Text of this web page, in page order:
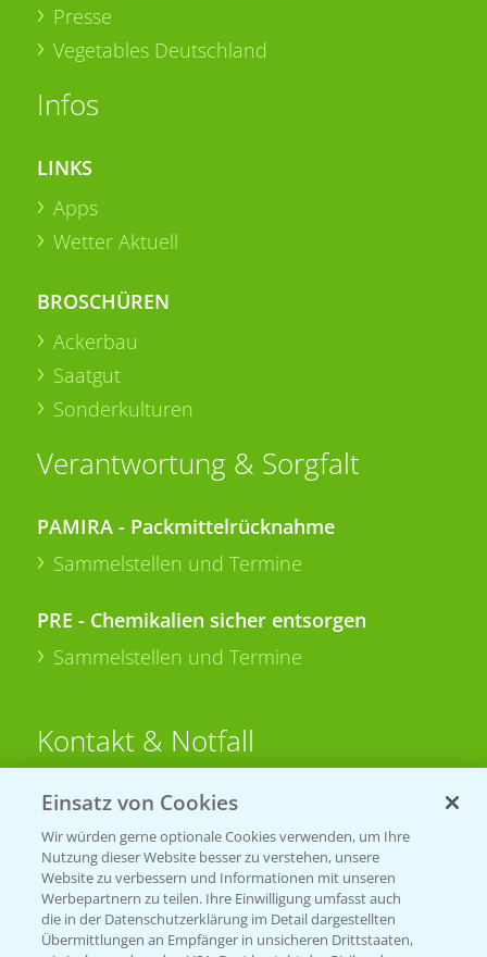
Presse
Vegetables Deutschland
Infos
LINKS
Apps
Wetter Aktuell
BROSCHÜREN
Ackerbau
Saatgut
Sonderkulturen
Verantwortung & Sorgfalt
PAMIRA - Packmittelrücknahme
Sammelstellen und Termine
PRE - Chemikalien sicher entsorgen
Sammelstellen und Termine
Kontakt & Notfall
Beratung auf WhatsApp
T.+49 (0)174 346 564 1
KONTAKT
Einsatz von Cookies
Wir würden gerne optionale Cookies verwenden, um Ihre
Nutzung dieser Website besser zu verstehen, unsere
Website zu verbessern und Informationen mit unseren
Werbepartnern zu teilen. Ihre Einwilligung umfasst auch
die in der Datenschutzerklärung im Detail dargestellten
Übermittlungen an Empfänger in unsicheren Drittstaaten,